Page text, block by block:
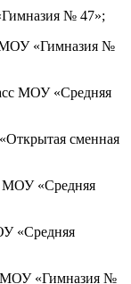
№ 47»;
МОУ «Гимназия №
МОУ «Средняя
сменная
МОУ «Средняя
«Средняя
МОУ «Гимназия №